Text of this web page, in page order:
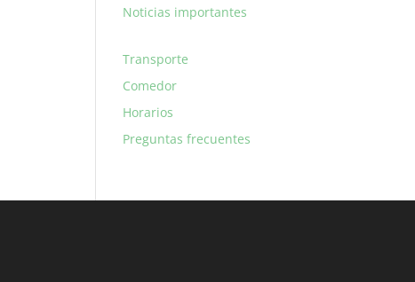
Noticias importantes
Transporte
Comedor
Horarios
Preguntas frecuentes